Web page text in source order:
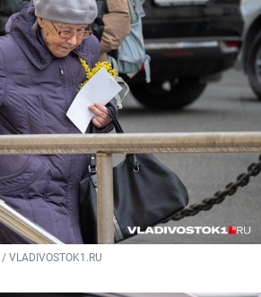
VLADIVOSTOK1.RU